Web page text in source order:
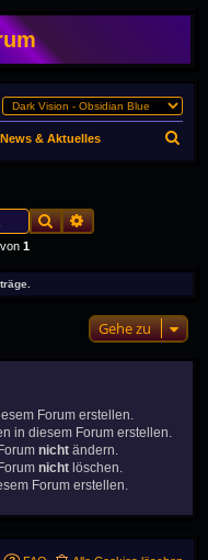
News & Aktuelles
u
SucheErweiterte Suche
von 1
Gehe zu
Forum erstellen.
in diesem Forum erstellen.
nicht ändern.
nicht löschen.
Forum erstellen.